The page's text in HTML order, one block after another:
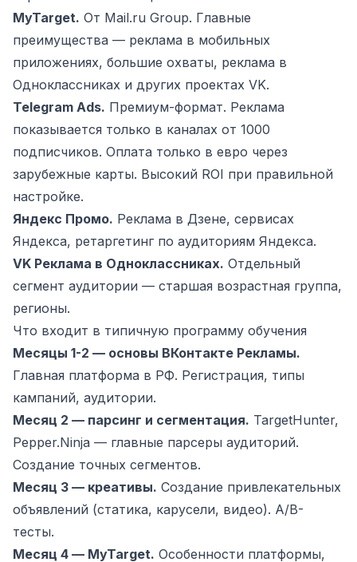
MyTarget. От Mail.ru Group. Главные
преимущества — реклама в мобильных
приложениях, большие охваты, реклама в
Одноклассниках и других проектах VK.
Telegram Ads. Премиум-формат. Реклама
показывается только в каналах от 1000
подписчиков. Оплата только в евро через
зарубежные карты. Высокий ROI при правильной
настройке.
Яндекс Промо. Реклама в Дзене, сервисах
Яндекса, ретаргетинг по аудиториям Яндекса.
VK Реклама в Одноклассниках. Отдельный
сегмент аудитории — старшая возрастная группа,
регионы.
Что входит в типичную программу обучения
Месяцы 1-2 — основы ВКонтакте Рекламы.
Главная платформа в РФ. Регистрация, типы
кампаний, аудитории.
Месяц 2 — парсинг и сегментация. TargetHunter,
Pepper.Ninja — главные парсеры аудиторий.
Создание точных сегментов.
Месяц 3 — креативы. Создание привлекательных
объявлений (статика, карусели, видео). A/B-
тесты.
Месяц 4 — MyTarget. Особенности платформы,